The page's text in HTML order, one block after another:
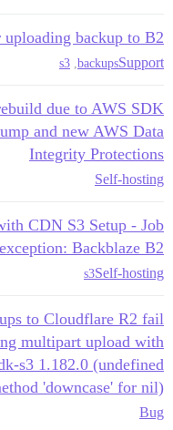
/var/www/discourse/vendor/bundle/ruby/3.3.0/gems/sidekiq-6.5.12/lib/sidekiq/component.rb:17:in `block in safe_thread'
uploading backup to B2
Support
backups
s3
due to AWS SDK
and new AWS Data
Integrity Protections
Self-hosting
CDN S3 Setup - Job
exception: Backblaze B2
Self-hosting
s3
to Cloudflare R2 fail
multipart upload with
s3 1.182.0 (undefined
'downcase' for nil)
Bug